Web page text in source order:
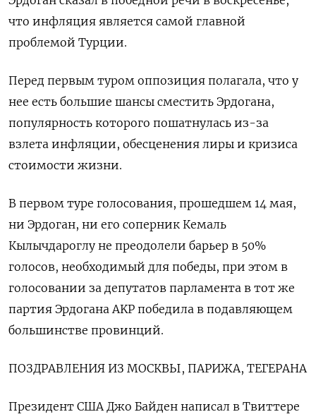
что инфляция является самой главной
проблемой Турции.
Перед первым туром оппозиция полагала, что у
нее есть большие шансы сместить Эрдогана,
популярность которого пошатнулась из-за
взлета инфляции, обесценения лиры и кризиса
стоимости жизни.
В первом туре голосования, прошедшем 14 мая,
ни Эрдоган, ни его соперник Кемаль
Кылычдароглу не преодолели барьер в 50%
голосов, необходимый для победы, при этом в
голосовании за депутатов парламента в тот же
партия Эрдогана AKP победила в подавляющем
большинстве провинций.
ПОЗДРАВЛЕНИЯ ИЗ МОСКВЫ, ПАРИЖА, ТЕГЕРАНА
Президент США Джо Байден написал в Твиттере